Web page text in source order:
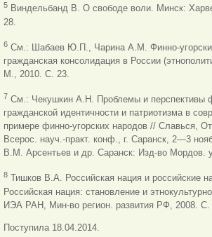
5 Виндельбанд В. О свободе воли. Минск:
28.
6 См.: Шабаев Ю.П., Чарина А.М. Финно-
гражданская консолидация в России
М., 2010. С. 23.
7 См.: Чекушкин А.Н. Проблемы и перспективы
гражданской идентичности и патриотизма в
примере финно-угорских народов // Славься,
Всерос. науч.-практ. конф., г. Саранск, 2—3
В.М. Арсентьев и др. Саранск: Изд-во Мордов.
8 Тишков В.А. Российская нация и российские
Российская нация: становление и
ИЭА РАН, Мин-во регион. развития РФ, 2008. С.
Поступила 18.04.2014.